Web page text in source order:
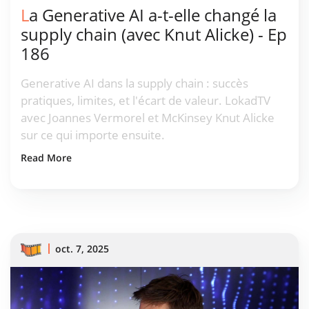
La Generative AI a-t-elle changé la
supply chain (avec Knut Alicke) - Ep
186
Generative AI dans la supply chain : succès
pratiques, limites, et l'écart de valeur. LokadTV
avec Joannes Vermorel et McKinsey Knut Alicke
sur ce qui importe ensuite.
Read More
oct. 7, 2025